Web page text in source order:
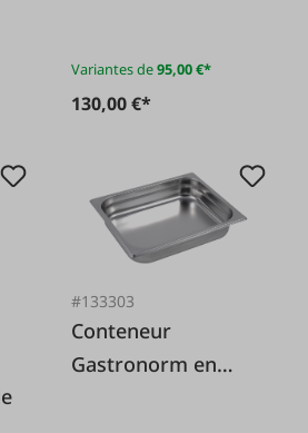
Variantes de95,00 €*
130,00 €*
#133303
Conteneur
Gastronorm en